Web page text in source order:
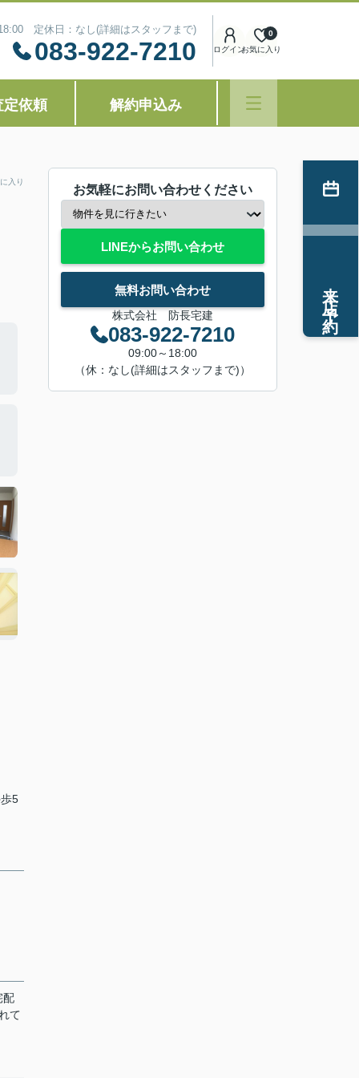
定休日：なし(詳細はスタッフまで)
083-922-7210 ログインお気に入り
0
定依頼 解約申込み
入り
5
配
て
お気軽にお問い合わせください
LINEからお問い合わせ
無料お問い合わせ
株式会社 防長宅建
083-922-7210
09:00～18:00
（休：なし(詳細はスタッフまで)）
来店予約